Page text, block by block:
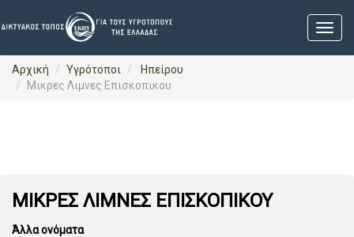
Αρχική Υγρότοποι
Ηπείρου
Μικρες Λιμνες Επισκοπικου
ΜΙΚΡΕΣ ΛΙΜΝΕΣ ΕΠΙΣΚΟΠΙΚΟΥ
Άλλα ονόματα